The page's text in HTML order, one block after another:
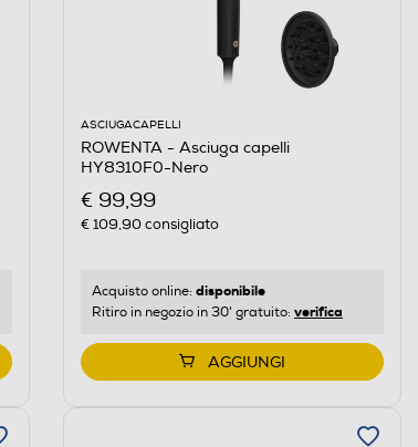
ASCIUGACAPELLI
ROWENTA - Asciuga capelli
HY8310F0-Nero
€ 99,99
€ 109,90consigliato
Acquisto online: disponibile
Ritiro in negozio in 30' gratuito: verifica
AGGIUNGI